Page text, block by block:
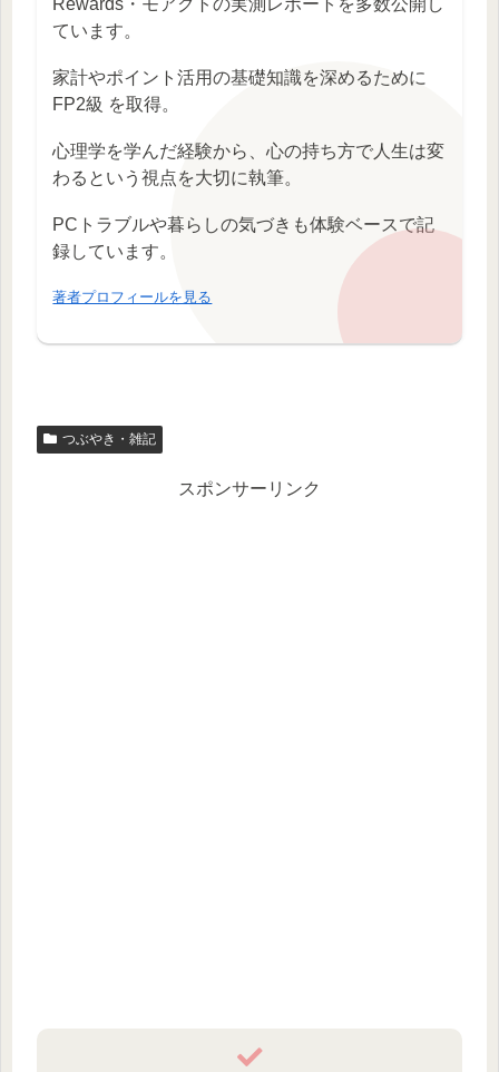
Rewards・モアクトの実測レポートを多数公開し
ています。
家計やポイント活用の基礎知識を深めるために
FP2級 を取得。
心理学を学んだ経験から、心の持ち方で人生は変
わるという視点を大切に執筆。
PCトラブルや暮らしの気づきも体験ベースで記
録しています。
著者プロフィールを見る
つぶやき・雑記
スポンサーリンク